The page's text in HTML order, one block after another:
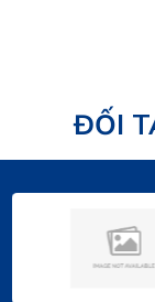
ĐỐI